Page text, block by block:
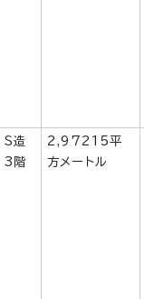
S造
3階
2,97215平
方メートル